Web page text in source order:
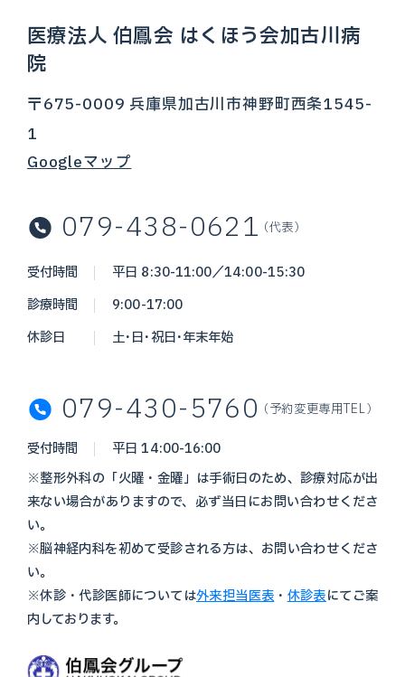
医療法人 伯鳳会 はくほう会加古川病
院
〒675-0009 兵庫県加古川市神野町西条1545-
1
Googleマップ
079-438-0621 （代表）
受付時間
平日 8:30-11:00／14:00-15:30
診療時間
9:00-17:00
休診日
土・日・祝日・年末年始
079-430-5760 （予約変更専用TEL）
受付時間
平日 14:00-16:00
※整形外科の「火曜・金曜」は手術日のため、診療対応が出
来ない場合がありますので、必ず当日にお問い合わせくださ
い。
※脳神経内科を初めて受診される方は、お問い合わせくださ
い。
※休診・代診医師については外来担当医表 ・ 休診表にてご案
内しております。